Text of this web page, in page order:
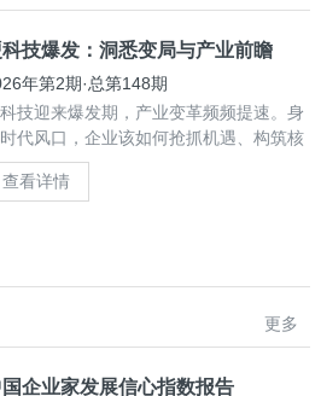
技爆发：洞悉变局与产业前瞻
年第2期·总第148期
技迎来爆发期，产业变革频频提速。身
代风口，企业该如何抢抓机遇、构筑核
争力？
查看详情
更多
国企业家发展信心指数报告